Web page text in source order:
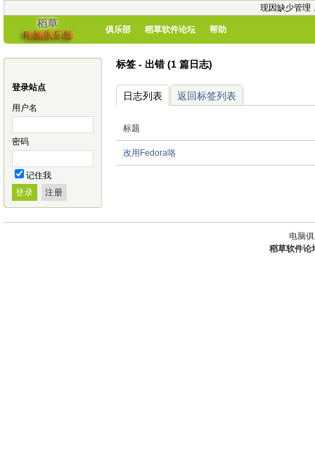
现因缺少管理
俱乐部 稻草软件论坛 帮助
登录站点
用户名
密码
记住我
标签 - 出错 (1 篇日志)
日志列表 返回标签列表
标题
改用Fedora咯
电脑
稻草软件论